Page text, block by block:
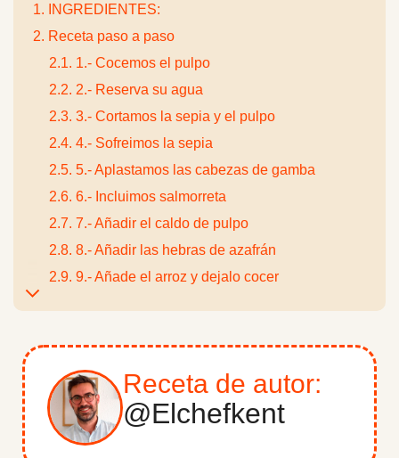
1. INGREDIENTES:
2. Receta paso a paso
2.1. 1.- Cocemos el pulpo
2.2. 2.- Reserva su agua
2.3. 3.- Cortamos la sepia y el pulpo
2.4. 4.- Sofreimos la sepia
2.5. 5.- Aplastamos las cabezas de gamba
2.6. 6.- Incluimos salmorreta
2.7. 7.- Añadir el caldo de pulpo
2.8. 8.- Añadir las hebras de azafrán
2.9. 9.- Añade el arroz y dejalo cocer
Receta de autor:
@elchefkent